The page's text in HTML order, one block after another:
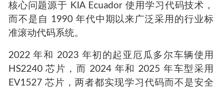
核心问题源于 KIA Ecuador 使用学习代码技术，
而不是自 1990 年代中期以来广泛采用的行业标
准滚动代码系统。
2022 年和 2023 年初的起亚厄瓜多尔车辆使用
HS2240 芯片，而 2024 年和 2025 年车型采用
EV1527 芯片，两者都实现学习代码而不是安全